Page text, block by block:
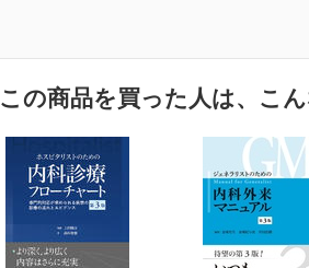
この商品を買った人は、こ